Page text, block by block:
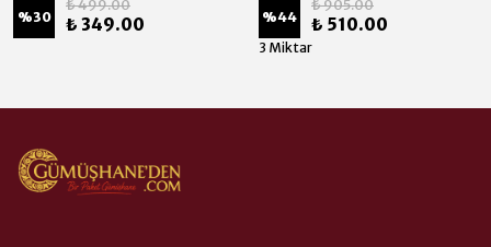
%30
₺ 499.00
₺ 349.00 %44
₺ 905.00
₺ 510.00
3 Miktar